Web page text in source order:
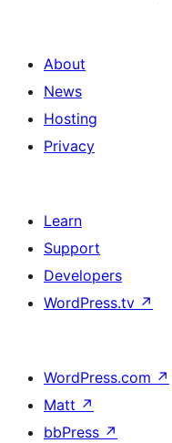
About
News
Hosting
Privacy
Learn
Support
Developers
WordPress.tv ↗
WordPress.com ↗
Matt ↗
bbPress ↗